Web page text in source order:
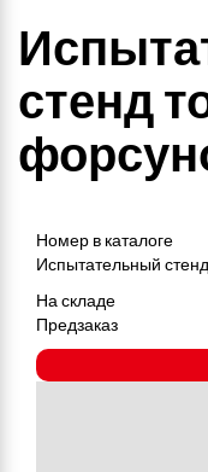
стенд
Номер в каталоге
Испытательный
На складе
Предзаказ